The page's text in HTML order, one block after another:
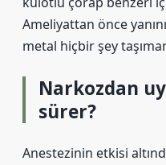
Ameliyattan önce
metal hiçbir şey
Narkozdan
sürer?
Anestezinin etkisi